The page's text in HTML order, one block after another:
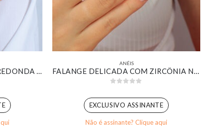
ANEL SOLITÁRIO ZIRCÔNIA REDONDA CRISTAL DETALHES CRAVEJADO BANHADO EM OURO 18K
ANÉIS
FALANGE DELICADA COM ZIRCÔNIA NAVETE CRISTAL E PONTOS DE LUZ BANHADO EM OURO BRANCO
EXCLUSIVO ASSINANTE
Não é assinante? Clique aqui